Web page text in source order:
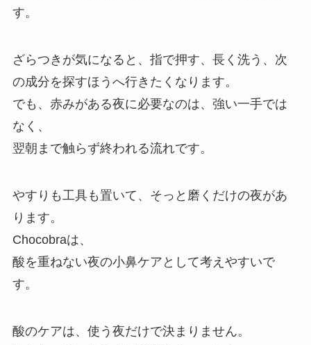
す。
ざらつきが気になると、指で押す、長く洗う、次
の成分を探すほうへ行きたくなります。
でも、赤みがある夜に必要なのは、強い一手では
なく、
翌朝まで触らず終われる流れです。
やすりも工具も置いて、そっと磨くだけの夜があ
ります。
Chocobraは、
酸を重ねない夜の小鼻ケアとして考えやすいで
す。
酸のケアは、使う夜だけで決まりません。